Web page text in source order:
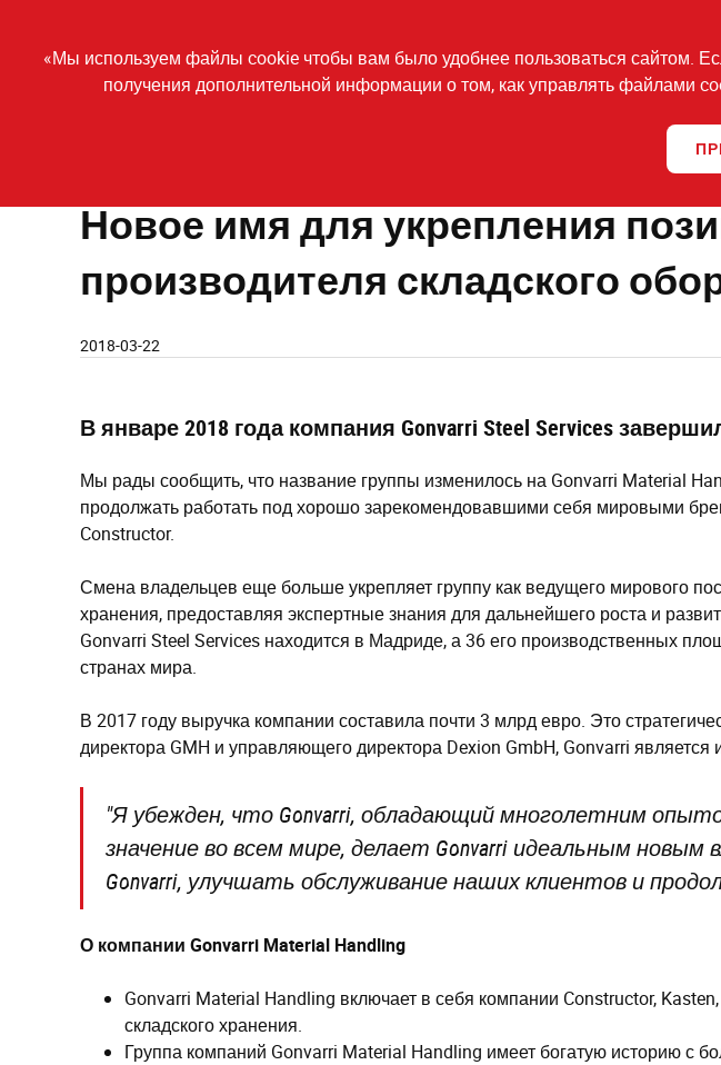
«Мы используем файлы cookie чтобы вам было удобнее пользоваться сайтом.
получения дополнительной информации о том, как управлять файлами
КОМПАНИЯ ОБОРУДОВАНИЕ И УСЛУГИ
О компании ООО "КОНСТРАКТОР РУС"
Новое имя для укрепления позиции крупнейшего производителя складского
Новое имя для укрепления
производителя складского
2018-03-22
В январе 2018 года компания Gonvarri Steel Services
Мы рады сообщить, что название группы изменилось на Gonvarri Material
продолжать работать под хорошо зарекомендовавшими себя мировыми
Constructor.
Смена владельцев еще больше укрепляет группу как ведущего мирового
хранения, предоставляя экспертные знания для дальнейшего роста и
Gonvarri Steel Services находится в Мадриде, а 36 его производственных
странах мира.
В 2017 году выручка компании составила почти 3 млрд евро. Это
директора GMH и управляющего директора Dexion GmbH, Gonvarri
"Я убежден, что Gonvarri, обладающий многолетним
значение во всем мире, делает Gonvarri идеальным
Gonvarri, улучшать обслуживание наших клиентов и
О компании Gonvarri Material Handling
Gonvarri Material Handling включает в себя компании Constructor,
складского хранения.
Группа компаний Gonvarri Material Handling имеет богатую историю с